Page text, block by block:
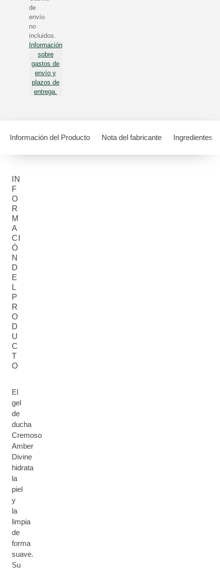
de
envío
no
incluidos.
Información
sobre
gastos de
envío y
plazos de
entrega.
Información del Producto Nota del fabricante Ingredientes
IN
F
O
R
M
A
CI
Ó
N
D
E
L
P
R
O
D
U
C
T
O
El
gel
de
ducha
Cremoso
Amber
Divine
hidrata
la
piel
y
la
limpia
de
forma
suave.
Su